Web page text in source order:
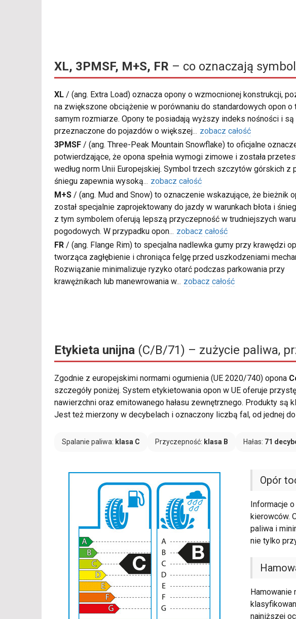
XL, 3PMSF, M+S, FR – co oznaczają
XL / (ang. Extra Load) oznacza opony o wzmocnionej konstrukcji,
na zwiększone obciążenie w porównaniu do standardowych opon o
samym rozmiarze. Opony te posiadają wyższy indeks nośności i są
przeznaczone do pojazdów o większej... zobacz całość
3PMSF / (ang. Three-Peak Mountain Snowflake) to oficjalne
potwierdzające, że opona spełnia wymogi zimowe i została
według norm Unii Europejskiej. Symbol trzech szczytów górskich z
śniegu zapewnia wysoką... zobacz całość
M+S / (ang. Mud and Snow) to oznaczenie wskazujące, że bieżnik
został specjalnie zaprojektowany do jazdy w warunkach błota i
z tym symbolem oferują lepszą przyczepność w trudniejszych
pogodowych. W przypadku opon... zobacz całość
FR / (ang. Flange Rim) to specjalna nadlewka gumy przy krawędzi
tworząca zagłębienie i chroniąca felgę przed uszkodzeniami
Rozwiązanie minimalizuje ryzyko otarć podczas parkowania przy
krawężnikach lub manewrowania w... zobacz całość
Etykieta unijna (C/B/71) – zużycie paliwa,
Zgodnie z europejskimi normami ogumienia (UE 2020/740) opona
szczegóły poniżej. System etykietowania opon w UE oferuje
nawierzchni oraz emitowanego hałasu zewnętrznego. Produkty są
Jest też mierzony w decybelach i oznaczony liczbą fal, od jednej
Spalanie paliwa: klasa C Przyczepność: klasa B Hałas: 71
Opór
Informacje
kierowców.
paliwa i
nie tylko
najniższej